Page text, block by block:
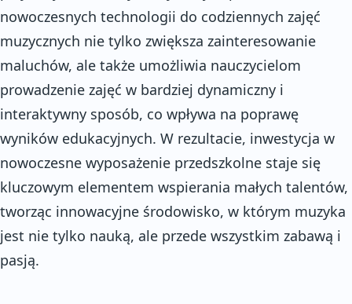
nowoczesnych technologii do codziennych zajęć
muzycznych nie tylko zwiększa zainteresowanie
maluchów, ale także umożliwia nauczycielom
prowadzenie zajęć w bardziej dynamiczny i
interaktywny sposób, co wpływa na poprawę
wyników edukacyjnych. W rezultacie, inwestycja w
nowoczesne wyposażenie przedszkolne staje się
kluczowym elementem wspierania małych talentów,
tworząc innowacyjne środowisko, w którym muzyka
jest nie tylko nauką, ale przede wszystkim zabawą i
pasją.